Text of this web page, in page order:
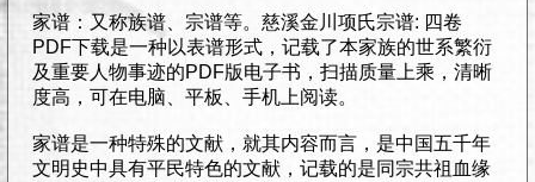
家谱：又称族谱、宗谱等。慈溪金川项氏宗谱: 四卷
PDF下载是一种以表谱形式，记载了本家族的世系繁衍
及重要人物事迹的PDF版电子书，扫描质量上乘，清晰
度高，可在电脑、平板、手机上阅读。
家谱是一种特殊的文献，就其内容而言，是中国五千年
文明史中具有平民特色的文献，记载的是同宗共祖血缘